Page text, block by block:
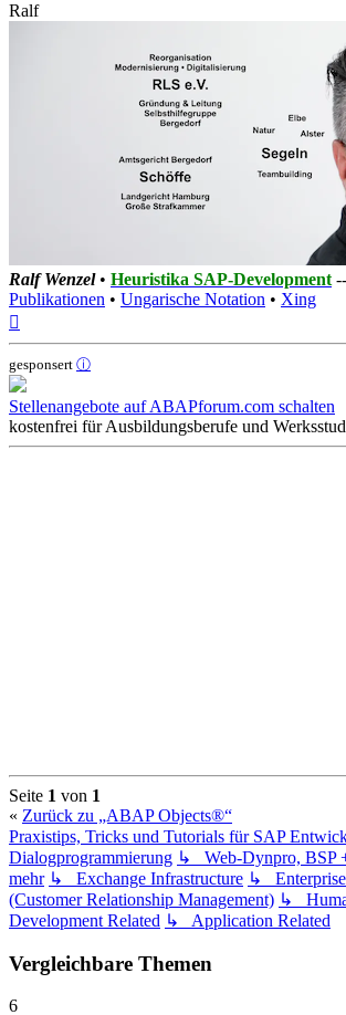
Ralf
Ralf Wenzel• Heuristika SAP-Development
Publikationen • Ungarische Notation • Xing
gesponsert ⓘ
Stellenangebote auf ABAPforum.com schalten
kostenfrei für Ausbildungsberufe und
Seite 1 von 1
« Zurück zu „ABAP Objects®“
Praxistips, Tricks und Tutorials für SAP
Dialogprogrammierung ↳ Web-Dynpro, BSP
mehr ↳ Exchange Infrastructure ↳ Enterprise
(Customer Relationship Management) ↳
Development Related ↳ Application Related
Vergleichbare Themen
6